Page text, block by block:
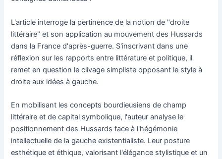
L'article interroge la pertinence de la notion de "droite
littéraire" et son application au mouvement des Hussards
dans la France d'après-guerre. S'inscrivant dans une
réflexion sur les rapports entre littérature et politique, il
remet en question le clivage simpliste opposant le style à
droite aux idées à gauche.
En mobilisant les concepts bourdieusiens de champ
littéraire et de capital symbolique, l'auteur analyse le
positionnement des Hussards face à l'hégémonie
intellectuelle de la gauche existentialiste. Leur posture
esthétique et éthique, valorisant l'élégance stylistique et un